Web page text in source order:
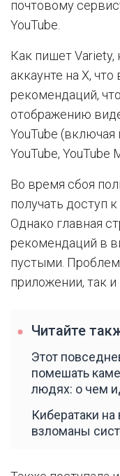
почтовому
YouTube.
Как пишет Variety,
аккаунте на Х,
рекомендаций,
отображению
YouTube
YouTube, YouTube
Во время сбоя
получать доступ
Однако главная
рекомендаций в
пустыми.
приложении, так и
Читайте
Этот
помешать
людях: о чем
Кибератаки
взломаны